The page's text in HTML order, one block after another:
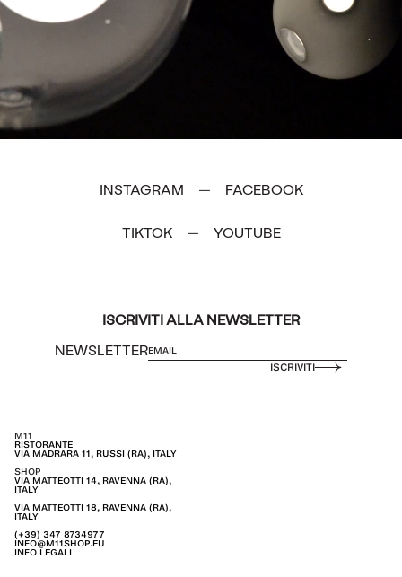
INSTAGRAM — FACEBOOK
TIKTOK — YOUTUBE
ISCRIVITI ALLA NEWSLETTER
NEWSLETTER
ISCRIVITI
M11
RISTORANTE
VIA MADRARA 11, RUSSI (RA), ITALY
SHOP
VIA MATTEOTTI 14, RAVENNA (RA),
ITALY
VIA MATTEOTTI 18, RAVENNA (RA),
ITALY
(+39) 347 8734977
INFO@M11SHOP.EU
INFO LEGALI